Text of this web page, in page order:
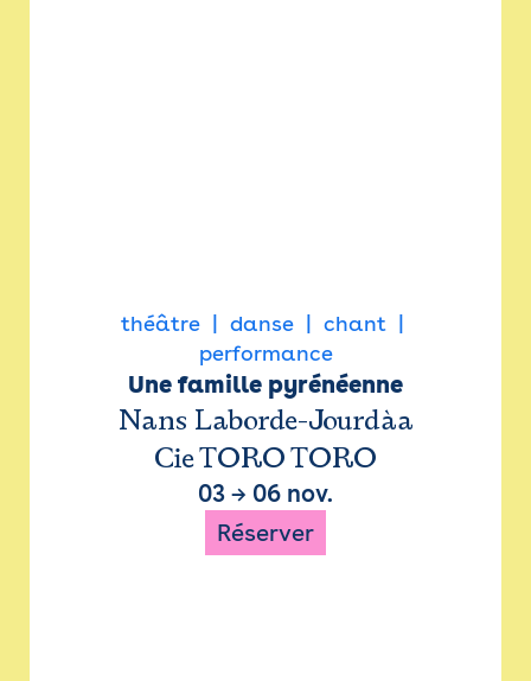
théâtre danse
chant
performance
Une famille pyrénéenne
Nans Laborde-Jourdàa
Cie TORO TORO
03 → 06 nov.
Réserver